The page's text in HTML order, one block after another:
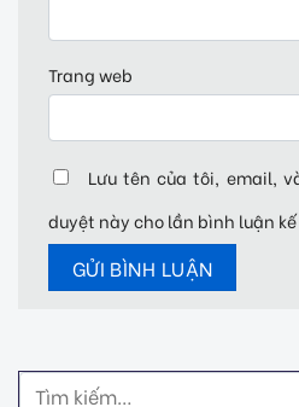
Trang web
Lưu tên của tôi, email,
duyệt này cho lần bình luận